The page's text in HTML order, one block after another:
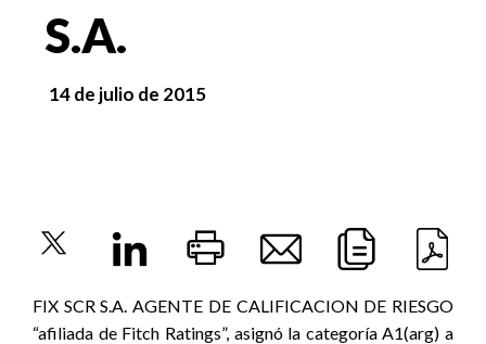
S.A.
14 de julio de 2015
FIX SCR S.A. AGENTE DE CALIFICACION DE RIESGO
“afiliada de Fitch Ratings”, asignó la categoría A1(arg) a